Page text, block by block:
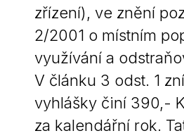
zřízení), ve znění
2/2001 o místním
využívání a
V článku 3 odst. 1
vyhlášky činí 390,-
za kalendářní rok.